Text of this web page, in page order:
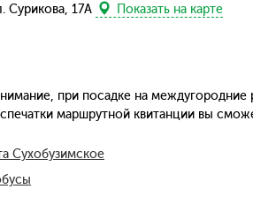
Сурикова, 17А Показать на карте
при посадке на
маршрутной квитанции вы
Сухобузимское